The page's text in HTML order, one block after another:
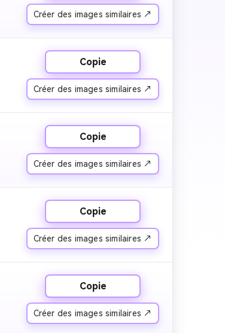
Créer des images similaires ↗
Copie
Créer des images similaires ↗
Copie
Créer des images similaires ↗
Copie
Créer des images similaires ↗
Copie
Créer des images similaires ↗